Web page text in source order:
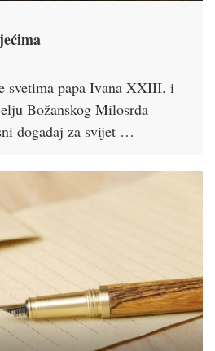
svetima papa Ivana XXIII. i
Božanskog Milosrđa
događaj za svijet …